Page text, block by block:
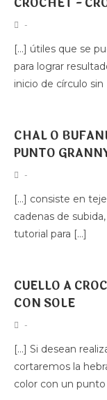
-
[…] útiles que se
para lograr
inicio de círculo sin
CHAL O
PUNTO
-
[…] consiste en
cadenas de
tutorial para […]
CUELLO A
CON SOLE
-
[…] Si desean
cortaremos la
color con un